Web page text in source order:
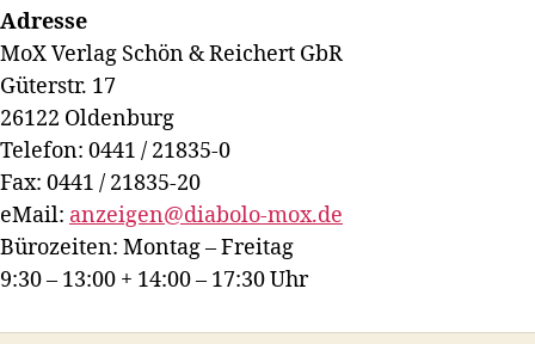
Adresse
MoX Verlag Schön & Reichert GbR
Güterstr. 17
26122 Oldenburg
Telefon: 0441 / 21835-0
Fax: 0441 / 21835-20
eMail: anzeigen@diabolo-mox.de
Bürozeiten: Montag – Freitag
9:30 – 13:00 + 14:00 – 17:30 Uhr